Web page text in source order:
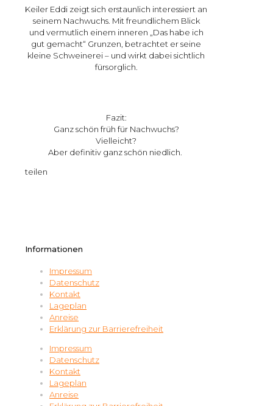
Keiler Eddi zeigt sich erstaunlich interessiert an
seinem Nachwuchs. Mit freundlichem Blick
und vermutlich einem inneren „Das habe ich
gut gemacht“ Grunzen, betrachtet er seine
kleine Schweinerei – und wirkt dabei sichtlich
fürsorglich.
Fazit:
Ganz schön früh für Nachwuchs?
Vielleicht?
Aber definitiv ganz schön niedlich.
teilen
Informationen
Impressum
Datenschutz
Kontakt
Lageplan
Anreise
Erklärung zur Barrierefreiheit
Impressum
Datenschutz
Kontakt
Lageplan
Anreise